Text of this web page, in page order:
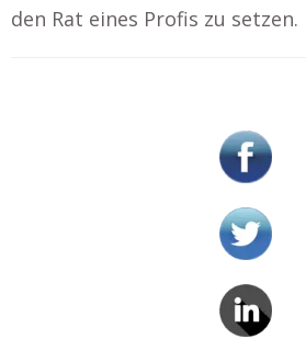
den Rat eines Profis zu setzen.